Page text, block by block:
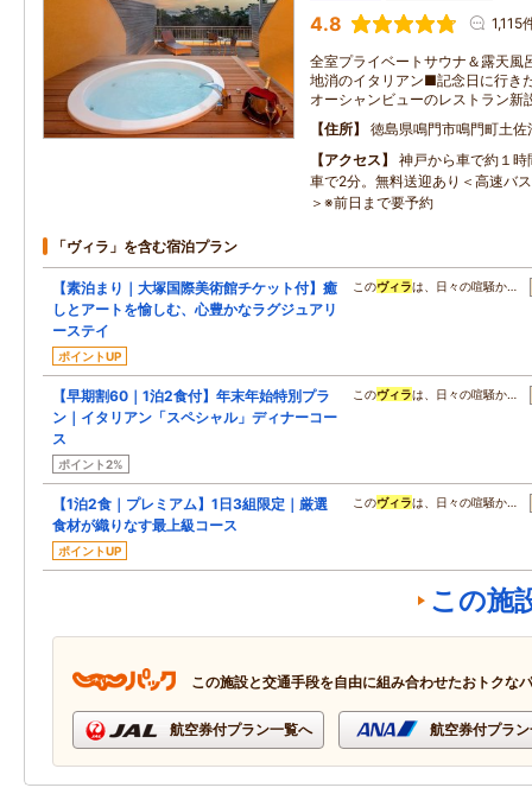
4.8 1,115
全室プライベートサウナ＆露天
地消のイタリアン■記念日に行き
オーシャンビューのレストラン新
住所
徳島県鳴門市鳴門町土
アクセス
神戸から車で約１
車で2分。無料送迎あり＜高速バ
＞※前日まで要予約
「ヴィラ」を含む宿泊プラン
【素泊まり｜大塚国際美術館チケット付】癒
しとアートを愉しむ、心豊かなラグジュアリ
ーステイ
ポイントUP
このヴィラは、日々の喧騒か…
【早期割60｜1泊2食付】年末年始特別プラ
ン｜イタリアン「スペシャル」ディナーコー
ス
ポイント2%
このヴィラは、日々の喧騒か…
【1泊2食｜プレミアム】1日3組限定｜厳選
食材が織りなす最上級コース
ポイントUP
このヴィラは、日々の喧騒か…
この施
この施設と交通手段を自由に組み合わせたおトクな
航空券付プラン一覧へ 航空券付プラ